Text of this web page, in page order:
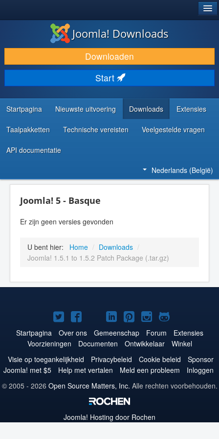
DOWNLOAD & BREID UIT
ONTDEK & LEER
COMMUNITY & ONDERSTEUNING
ONTWIKKELAARSBRONNEN
Joomla! Downloads
Downloaden
Start
Startpagina Nieuwste uitvoering Downloads Extensies
Taalpakketten Technische vereisten Veelgestelde vragen
API documentatie
Nederlands (België)
Joomla! 5 - Basque
Er zijn geen versies gevonden
U bent hier: Home / Downloads /
Joomla! 1.5.1 to 1.5.2 Patch Package (.tar.gz)
Joomla!
op
Twitter
Joomla!
op
Facebook
Joomla!
op
YouTube
Joomla!
op
LinkedIn
Joomla!
op
Pinterest
Joomla!
op
Instagram
Joomla!
op
GitHub
Startpagina Over ons Gemeenschap Forum
Extensies
Voorzieningen
Documenten Ontwikkelaar
Winkel
Visie op toegankelijkheid
Privacybeleid Cookie beleid
Sponsor
Joomla! met $5
Help met vertalen Meld een probleem
Inloggen
© 2005 - 2026 Open Source Matters, Inc. Alle rechten voorbehouden.
Joomla! Hosting door Rochen